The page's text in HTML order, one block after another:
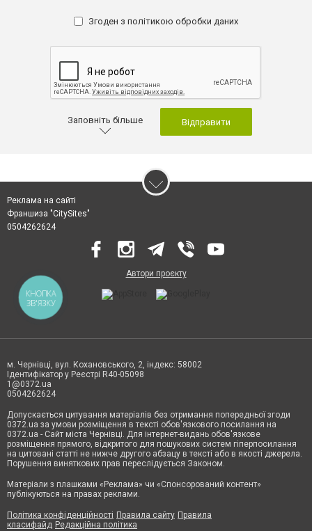
Згоден з політикою обробки даних
Заповніть більше Відправити
Реклама на сайті
Франшиза "CitySites"
0504262624
Автори проєкту
м. Чернівці, вул. Кохановського, 2, індекс: 58002
Ідентифікатор у Реєстрі R40-05098
1@0372.ua
0504262624
Допускається цитування матеріалів без отримання попередньої згоди
0372.ua за умови розміщення в тексті обов'язкового посилання на
0372.ua - Сайт міста Чернівці. Для інтернет-видань обов'язкове
розміщення прямого, відкритого для пошукових систем гіперпосилання
на цитовані статті не нижче другого абзацу в тексті або в якості джерела.
Порушення виняткових прав переслідується Законом.
Матеріали з плашками «Реклама» чи «Спонсорований контент»
публікуються на правах реклами.
Політика конфіденційності Правила сайту Правила
класифайд Редакційна політика
КНОПКА
ЗВ'ЯЗКУ